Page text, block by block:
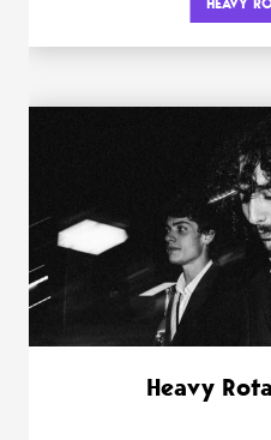
Heavy